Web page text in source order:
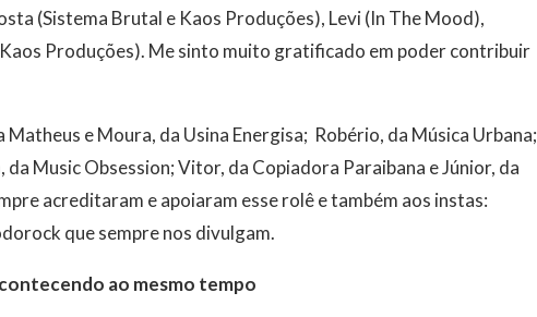
(Sistema Brutal e Kaos Produções), Levi (In The Mood),
Produções). Me sinto muito gratificado em poder contribuir
e Moura, da Usina Energisa; Robério, da Música Urbana;
da Music Obsession; Vitor, da Copiadora Paraibana e Júnior, da
acreditaram e apoiaram esse rolê e também aos instas:
que sempre nos divulgam.
ao mesmo tempo